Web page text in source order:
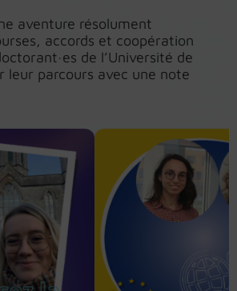
aventure résolument
accords et coopération
de l’Université de
leur parcours avec une note